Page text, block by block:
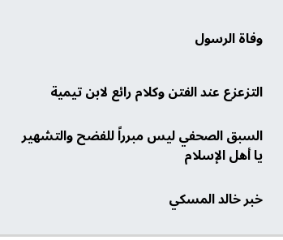
وفاة الرسول
التزعزع عند الفتن وكلام رائع لابن تيمية
السبق الصحفي ليس مبرراً للفضح والتشهير
يا أهل الإسلام
خبر خالد المسكي